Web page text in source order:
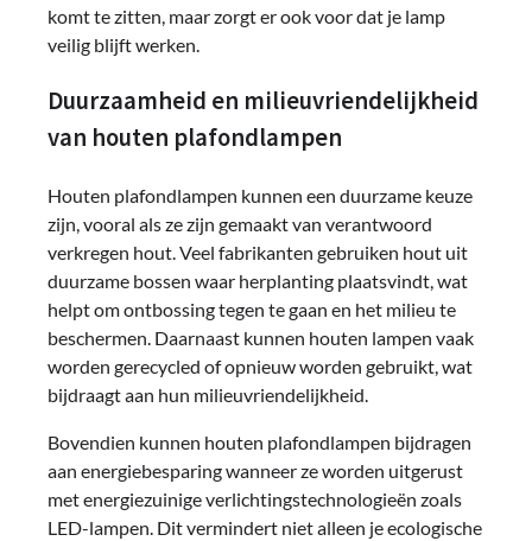
komt te zitten, maar zorgt er ook voor dat je lamp
veilig blijft werken.
Duurzaamheid en milieuvriendelijkheid
van houten plafondlampen
Houten plafondlampen kunnen een duurzame keuze
zijn, vooral als ze zijn gemaakt van verantwoord
verkregen hout. Veel fabrikanten gebruiken hout uit
duurzame bossen waar herplanting plaatsvindt, wat
helpt om ontbossing tegen te gaan en het milieu te
beschermen. Daarnaast kunnen houten lampen vaak
worden gerecycled of opnieuw worden gebruikt, wat
bijdraagt aan hun milieuvriendelijkheid.
Bovendien kunnen houten plafondlampen bijdragen
aan energiebesparing wanneer ze worden uitgerust
met energiezuinige verlichtingstechnologieën zoals
LED-lampen. Dit vermindert niet alleen je ecologische